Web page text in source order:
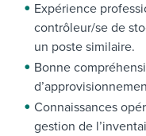
Expérience
contrôleur/se de
un poste similaire.
Bonne
Connaissances
gestion de